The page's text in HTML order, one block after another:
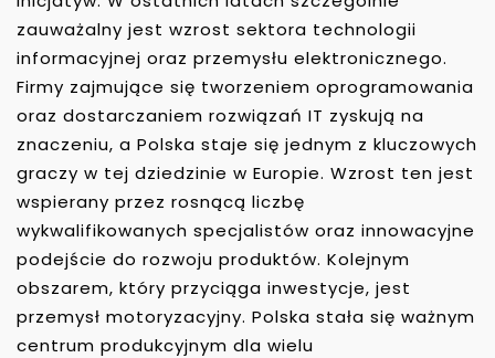
zauważalny jest wzrost sektora technologii
informacyjnej oraz przemysłu elektronicznego.
Firmy zajmujące się tworzeniem oprogramowania
oraz dostarczaniem rozwiązań IT zyskują na
znaczeniu, a Polska staje się jednym z kluczowych
graczy w tej dziedzinie w Europie. Wzrost ten jest
wspierany przez rosnącą liczbę
wykwalifikowanych specjalistów oraz innowacyjne
podejście do rozwoju produktów. Kolejnym
obszarem, który przyciąga inwestycje, jest
przemysł motoryzacyjny. Polska stała się ważnym
centrum produkcyjnym dla wielu